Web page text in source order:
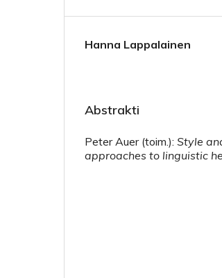
Hanna Lappalainen
Abstrakti
Peter Auer (toim.): Style
approaches to linguistic